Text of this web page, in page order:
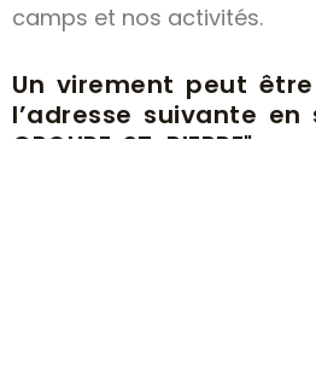
camps et nos activités.
Un virement peut
l’adresse suivante en
GROUPE ST-PIERRE" :